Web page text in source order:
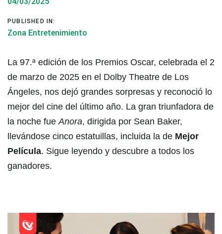
PUBLISHED IN:
Zona Entretenimiento
La 97.ª edición de los Premios Oscar, celebrada el 2
de marzo de 2025 en el Dolby Theatre de Los
Ángeles, nos dejó grandes sorpresas y reconoció lo
mejor del cine del último año. La gran triunfadora de
la noche fue Anora, dirigida por Sean Baker,
llevándose cinco estatuillas, incluida la de Mejor
Película. Sigue leyendo y descubre a todos los
ganadores.